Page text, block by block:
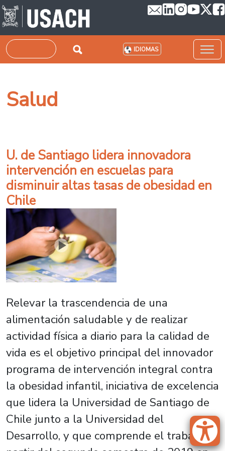
Pasar al contenido principal
Buscar IDIOMAS
Salud
U. de Santiago lidera innovadora
intervención en escuelas para
disminuir altas tasas de obesidad en
Chile
Relevar la trascendencia de una
alimentación saludable y de realizar
actividad física a diario para la calidad de
vida es el objetivo principal del innovador
programa de intervención integral contra
la obesidad infantil, iniciativa de excelencia
que lidera la Universidad de Santiago de
Chile junto a la Universidad del
Desarrollo, y que comprende el trabajo a